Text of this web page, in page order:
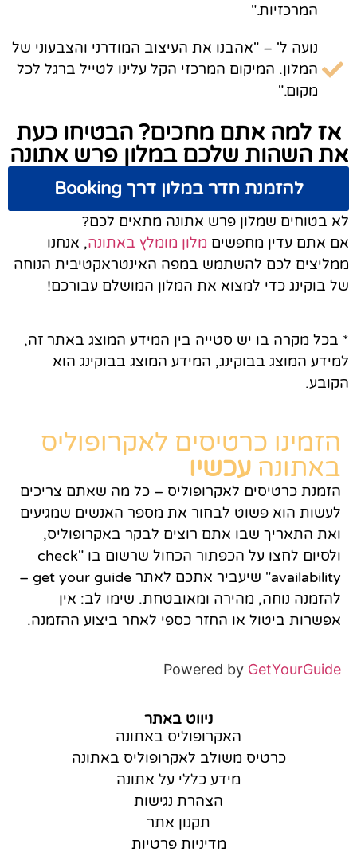
המרכזיות."​
נועה ל' – "אהבנו את העיצוב המודרני והצבעוני של
המלון. המיקום המרכזי הקל עלינו לטייל ברגל לכל
מקום."​
אז למה אתם מחכים? הבטיחו כעת
את השהות שלכם במלון פרש אתונה
להזמנת חדר במלון דרך Booking
לא בטוחים שמלון פרש אתונה מתאים לכם?
אם אתם עדין מחפשים מלון מומלץ באתונה, אנחנו
ממליצים לכם להשתמש במפה האינטראקטיבית הנוחה
של בוקינג כדי למצוא את המלון המושלם עבורכם!
* בכל מקרה בו יש סטייה בין המידע המוצג באתר זה,
למידע המוצג בבוקינג, המידע המוצג בבוקינג הוא
הקובע.
הזמינו כרטיסים לאקרופוליס
באתונה עכשיו
הזמנת כרטיסים לאקרופוליס – כל מה שאתם צריכים
לעשות הוא פשוט לבחור את מספר האנשים שמגיעים
ואת התאריך שבו אתם רוצים לבקר באקרופוליס,
ולסיום לחצו על הכפתור הכחול שרשום בו "check
availability" שיעביר אתכם לאתר get your guide –
להזמנה נוחה, מהירה ומאובטחת. שימו לב: אין
אפשרות ביטול או החזר כספי לאחר ביצוע ההזמנה.
Powered by GetYourGuide
ניווט באתר
האקרופוליס באתונה
כרטיס משולב לאקרופוליס באתונה
מידע כללי על אתונה
הצהרת נגישות
תקנון אתר
מדיניות פרטיות